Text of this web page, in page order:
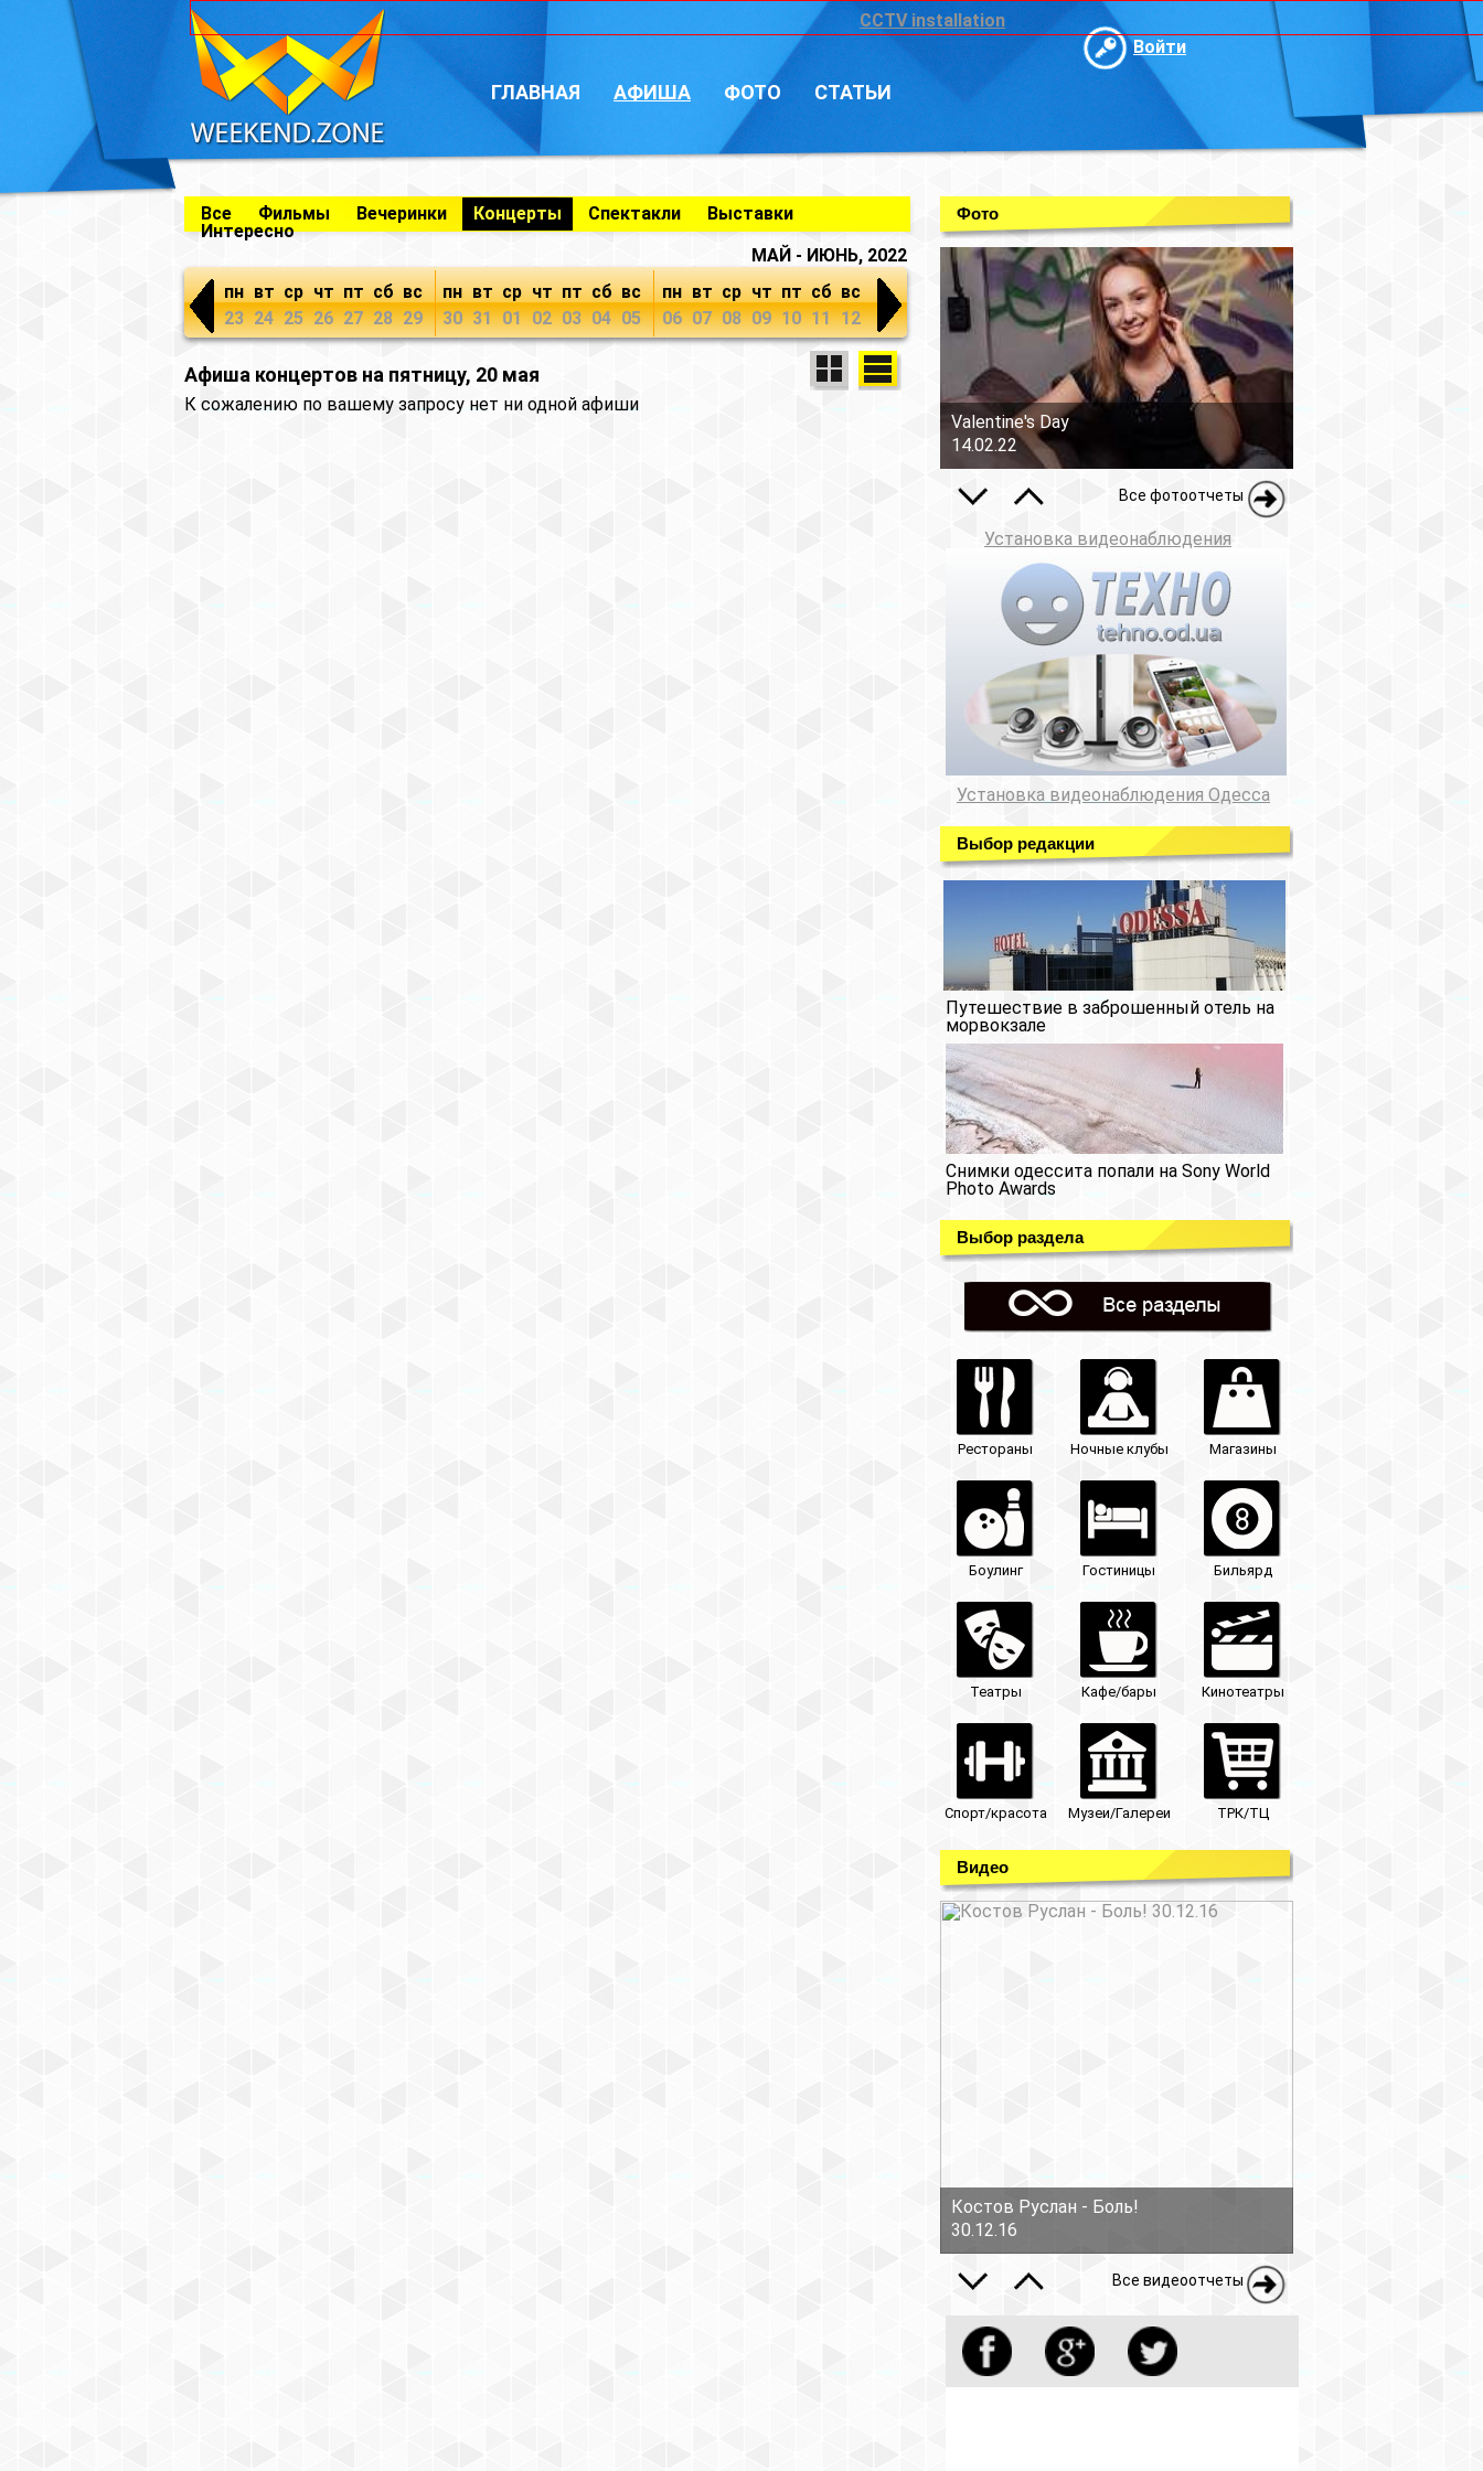
CCTV installation
Войти
ГЛАВНАЯ АФИША ФОТО СТАТЬИ
Все Фильмы Вечеринки Концерты Спектакли
Выставки
Интересно
МАЙ - ИЮНЬ, 2022
пн
23
вт
24
ср
25
чт
26
пт
27
сб
28
вс
29
пн
30
вт
31
ср
01
чт
02
пт
03
сб
04
вс
05
пн
06
вт
07
ср
08
чт
09
пт
10
сб
11
вс
12
Афиша концертов на пятницу, 20 мая
К сожалению по вашему запросу нет ни одной афиши
Фото
Valentine's Day
14.02.22
Все фотоотчеты
Установка видеонаблюдения
Установка видеонаблюдения Одесса
Выбор редакции
Путешествие в заброшенный отель на
морвокзале
Снимки одессита попали на Sony World
Photo Awards
Выбор раздела
Рестораны Ночные клубы Магазины
Боулинг Гостиницы Бильярд
Театры Кафе/бары Кинотеатры
Спорт/красота Музеи/Галереи ТРК/ТЦ
Видео
Костов Руслан - Боль!
30.12.16
Все видеоотчеты